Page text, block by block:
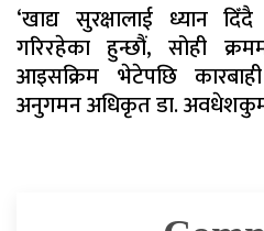
‘खाद्य सुरक्षालाई ध्यान
गरिरहेका हुन्छौं, सोही
आइसक्रिम भेटेपछि
अनुगमन अधिकृत डा.